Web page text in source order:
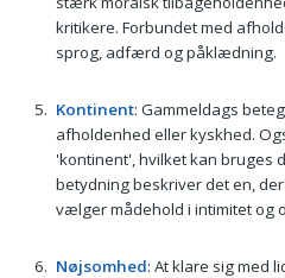
kritikere. Forbundet med
sprog, adfærd og påklædning.
Kontinent: Gammeldags
afholdenhed eller kyskhed.
'kontinent', hvilket kan bruges
betydning beskriver det en,
vælger mådehold i intimitet og
Nøjsomhed: At klare sig med